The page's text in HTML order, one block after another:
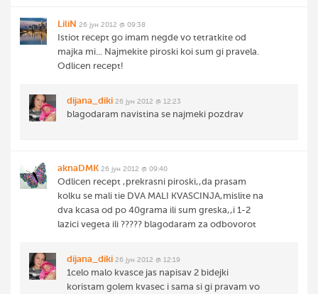
LiliN 26 јун 2012 @ 09:38
Istiot recept go imam negde vo tetratkite od
majka mi... Najmekite piroski koi sum gi pravela.
Odlicen recept!
dijana_diki 26 јун 2012 @ 12:23
blagodaram navistina se najmeki pozdrav
aknaDMK 26 јун 2012 @ 09:40
Odlicen recept ,prekrasni piroski,,da prasam
kolku se mali tie DVA MALI KVASCINJA,mislite na
dva kcasa od po 40grama ili sum greska,,i 1-2
lazici vegeta ili ????? blagodaram za odbovorot
dijana_diki 26 јун 2012 @ 12:19
1celo malo kvasce jas napisav 2 bidejki
koristam golem kvasec i sama si gi pravam vo